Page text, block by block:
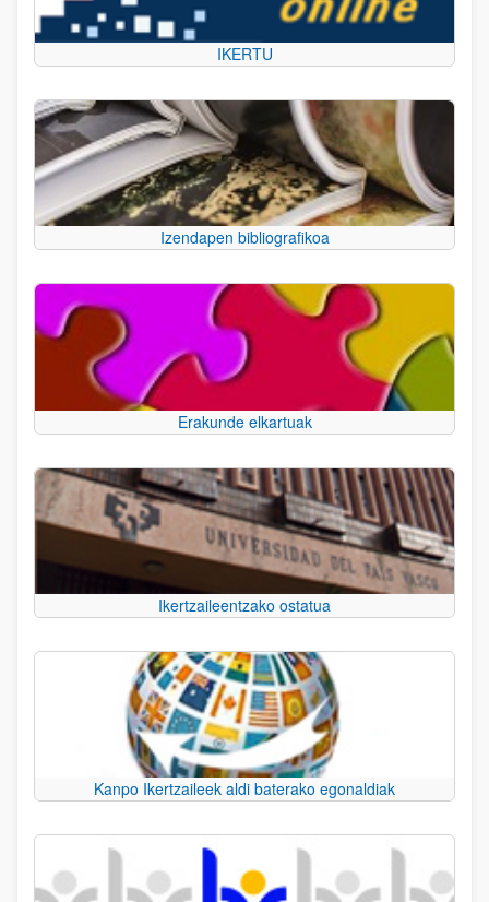
IKERTU
Izendapen bibliografikoa
Erakunde elkartuak
Ikertzaileentzako ostatua
Kanpo Ikertzaileek aldi baterako egonaldiak